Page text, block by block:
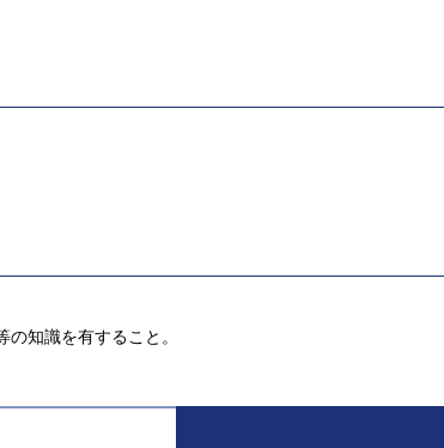
知識を有すること。